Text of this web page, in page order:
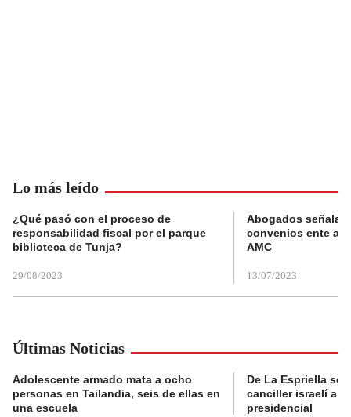
Lo más leído
¿Qué pasó con el proceso de
responsabilidad fiscal por el parque
biblioteca de Tunja?
29/08/2023
Abogados
convenios ente
AMC
13/07/2023
Últimas Noticias
Adolescente armado mata a ocho
personas en Tailandia, seis de ellas en
una escuela
De La Espriella se
canciller israelí
presidencial